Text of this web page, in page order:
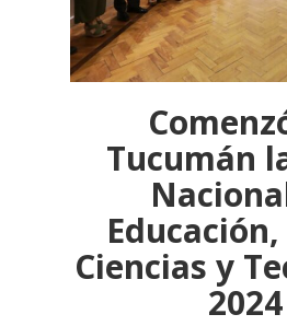
Tucumán
Ciencias y
2024